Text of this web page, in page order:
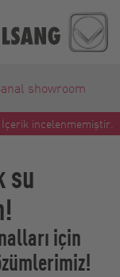
showroom
incelenmemiştir.
su
için